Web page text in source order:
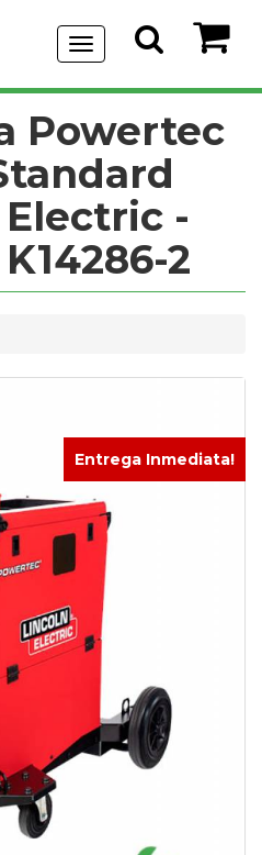
Menu
de
Navegación
Powertec
-
2
Entrega Inmediata!